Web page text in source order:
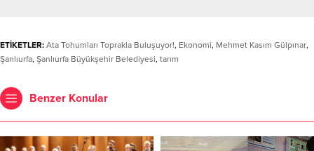
ETİKETLER: Ata Tohumları Toprakla Buluşuyor!, Ekonomi, Mehmet Kasım Gülpınar,
Şanlıurfa, Şanlıurfa Büyükşehir Belediyesi, tarım
Benzer Konular